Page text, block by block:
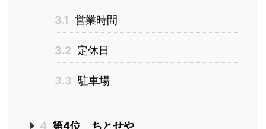
3.1 営業時間
3.2 定休日
3.3 駐車場
4 第4位 ちとせや